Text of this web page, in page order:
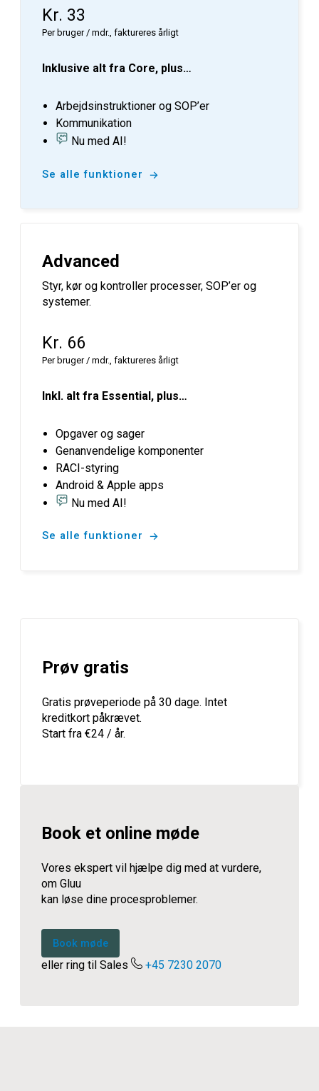
Kr. 33
Per bruger / mdr., faktureres årligt
Inklusive alt fra Core, plus…
Arbejdsinstruktioner og SOP’er
Kommunikation
Nu med AI!
Se alle funktioner
Advanced
Styr, kør og kontroller processer, SOP’er og
systemer.
Kr. 66
Per bruger / mdr., faktureres årligt
Inkl. alt fra Essential, plus…
Opgaver og sager
Genanvendelige komponenter
RACI-styring
Android & Apple apps
Nu med AI!
Se alle funktioner
Prøv gratis
Gratis prøveperiode på 30 dage. Intet
kreditkort påkrævet.
Start fra €24 / år.
Book et online møde
Vores ekspert vil hjælpe dig med at vurdere,
om Gluu
kan løse dine procesproblemer.
Book møde
eller ring til Sales +45 7230 2070